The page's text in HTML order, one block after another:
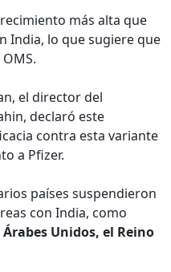
más alta que
India, lo que sugiere que
el director del
declaró este
contra esta variante
a Pfizer.
países suspendieron
con India, como
Unidos, el Reino